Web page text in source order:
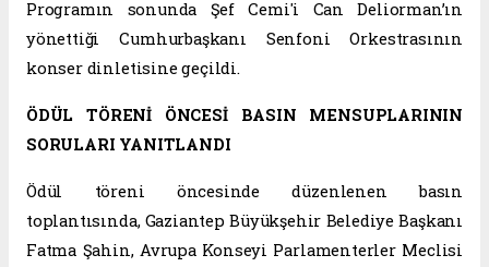
Programın sonunda Şef Cemi'i Can Deliorman’ın
yönettiği Cumhurbaşkanı Senfoni Orkestrasının
konser dinletisine geçildi.
ÖDÜL TÖRENİ ÖNCESİ BASIN MENSUPLARININ
SORULARI YANITLANDI
Ödül töreni öncesinde düzenlenen basın
toplantısında, Gaziantep Büyükşehir Belediye Başkanı
Fatma Şahin, Avrupa Konseyi Parlamenterler Meclisi